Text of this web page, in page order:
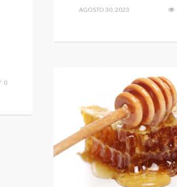
AGOSTO 30, 2023
0